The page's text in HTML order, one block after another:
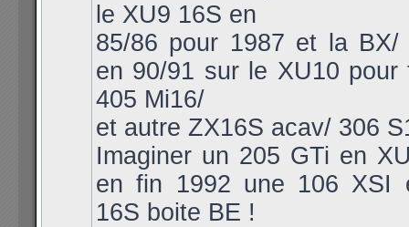
le XU9 16S en
85/86 pour 1987 et la BX/
en 90/91 sur le XU10 pour
405 Mi16/
et autre ZX16S acav/ 306
Imaginer un 205 GTi en
en fin 1992 une 106 XSI
16S boite BE !